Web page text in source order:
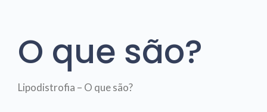
O que são?
Lipodistrofia – O que são?